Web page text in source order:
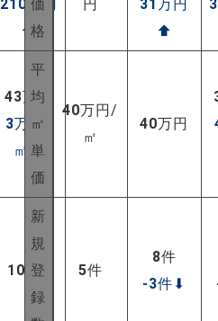
210 万円
⬆
43万円
3万円/
㎡ ⬆
105件
価
格
円
31万円
⬆
平
均
㎡
単
価
40万円/
㎡
40万円
新
規
登
録
5件
8件
-3件 ⬇